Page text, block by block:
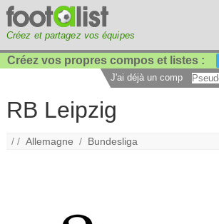
Créez et partagez vos équipes
Créez vos propres compos et listes :
J'ai déjà un compte :
RB Leipzig
/ /Allemagne / Bundesliga